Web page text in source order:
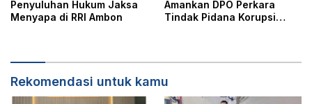
Penyuluhan Hukum Jaksa
Menyapa di RRI Ambon
Amankan DPO Perkara
Tindak Pidana Korupsi
Rekomendasi untuk kamu